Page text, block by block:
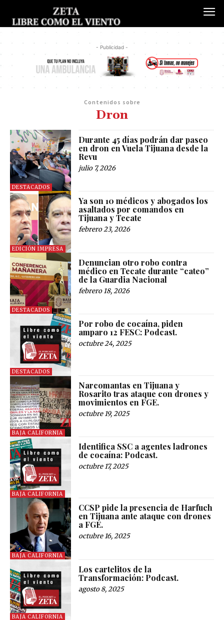
- Publicidad -
Contenidos sobre
Dron
DESTACADOS
Durante 45 días podrán dar paseo
en dron en Vuela Tijuana desde la
Revu
julio 7, 2026
EDICIÓN IMPRESA
Ya son 10 médicos y abogados los
asaltados por comandos en
Tijuana y Tecate
febrero 23, 2026
DESTACADOS
Denuncian otro robo contra
médico en Tecate durante “cateo”
de la Guardia Nacional
febrero 18, 2026
DESTACADOS
Por robo de cocaína, piden
amparo 12 FESC: Podcast.
octubre 24, 2025
BAJA CALIFORNIA
Narcomantas en Tijuana y
Rosarito tras ataque con drones y
movimientos en FGE.
octubre 19, 2025
BAJA CALIFORNIA
Identifica SSC a agentes ladrones
de cocaína: Podcast.
octubre 17, 2025
BAJA CALIFORNIA
CCSP pide la presencia de Harfuch
en Tijuana ante ataque con drones
a FGE.
octubre 16, 2025
BAJA CALIFORNIA
Los cartelitos de la
Transformación: Podcast.
agosto 8, 2025